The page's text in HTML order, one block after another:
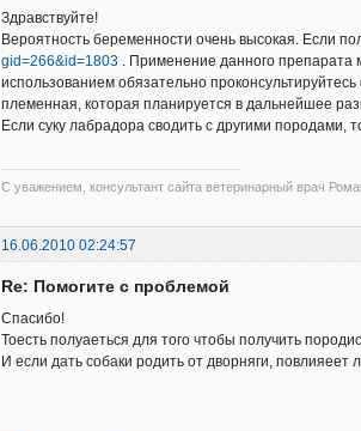
Здравствуйте!
Вероятность беременности очень высокая. Если
gid=266&id=1803. Применение данного препарата
использованием обязательно
племенная, которая планируется в дальнейшее
Если суку лабрадора сводить с другими
С уважением, консультант сайта ветеринарный врач
16.06.2010 02:24:57
Re: Помогите с проблемой
Спасибо!
Тоесть полуаеться для того чтобы получить
И если дать собаки родить от дворняги,